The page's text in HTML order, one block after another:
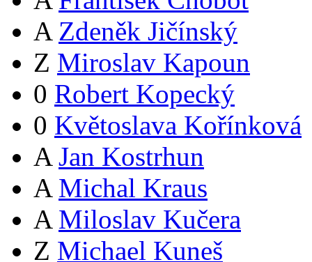
A Zdeněk Jičínský
Z Miroslav Kapoun
0 Robert Kopecký
0 Květoslava Kořínková
A Jan Kostrhun
A Michal Kraus
A Miloslav Kučera
Z Michael Kuneš